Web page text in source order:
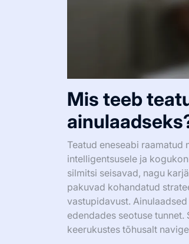
Mis teeb
Teatud eneseabi
intelligentsusele ja
silmitsi seisavad, nagu
pakuvad kohandatud
vastupidavust.
edendades seotuse
keerukustes tõhusalt